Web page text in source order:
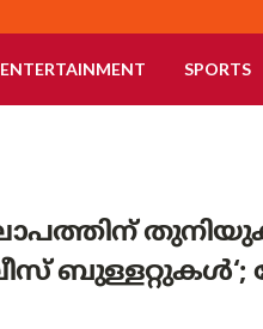
ENTERTAINMENT SPORTS
ബുള്ളറ്റുകൾ‘;